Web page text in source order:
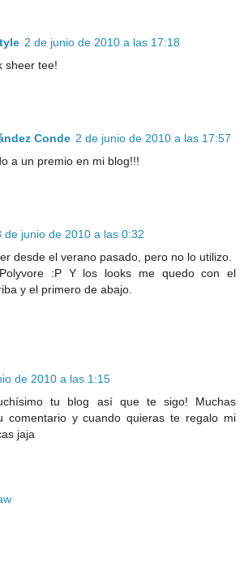
2 de junio de 2010 a las 17:18
sheer tee!
Conde 2 de junio de 2010 a las 17:57
a un premio en mi blog!!!
de junio de 2010 a las 0:32
desde el verano pasado, pero no lo utilizo.
:P Y los looks me quedo con el
y el primero de abajo.
de 2010 a las 1:15
tu blog así que te sigo! Muchas
comentario y cuando quieras te regalo mi
jaja